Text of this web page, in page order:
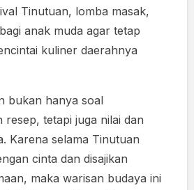
Tinutuan, lomba masak,
anak muda agar tetap
kuliner daerahnya
bukan hanya soal
resep, tetapi juga nilai dan
Karena selama Tinutuan
cinta dan disajikan
maka warisan budaya ini